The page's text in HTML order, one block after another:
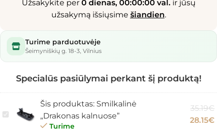
Užsakykite per 0 dienas, 00:00:00 val.ir jūsų
užsakymą išsiųsime šiandien.
Turime parduotuvėje
Šeimyniškių g. 18-3, Vilnius
Specialūs pasiūlymai perkant šį produktą!
Smilkalinė
„Drakonas
Šis produktas: Smilkalinė
„Drakonas kalnuose”
Turime
35.19€
28.15€